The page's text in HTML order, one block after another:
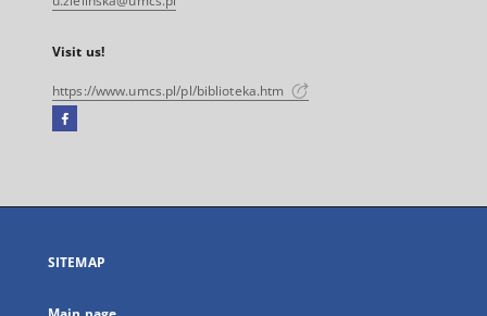
Visit us!
https://www.umcs.pl/pl/biblioteka.htm
Facebook
open
new
SITEMAP